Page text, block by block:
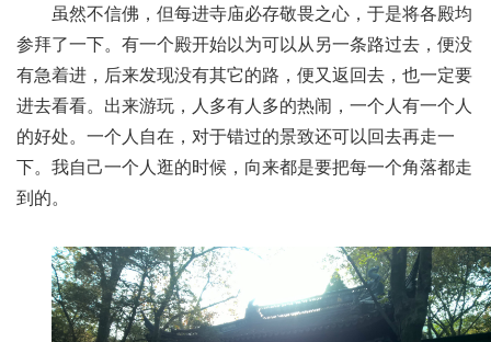
虽然不信佛，但每进寺庙必存敬畏之心，于是将各殿均
参拜了一下。有一个殿开始以为可以从另一条路过去，便没
有急着进，后来发现没有其它的路，便又返回去，也一定要
进去看看。出来游玩，人多有人多的热闹，一个人有一个人
的好处。一个人自在，对于错过的景致还可以回去再走一
下。我自己一个人逛的时候，向来都是要把每一个角落都走
到的。